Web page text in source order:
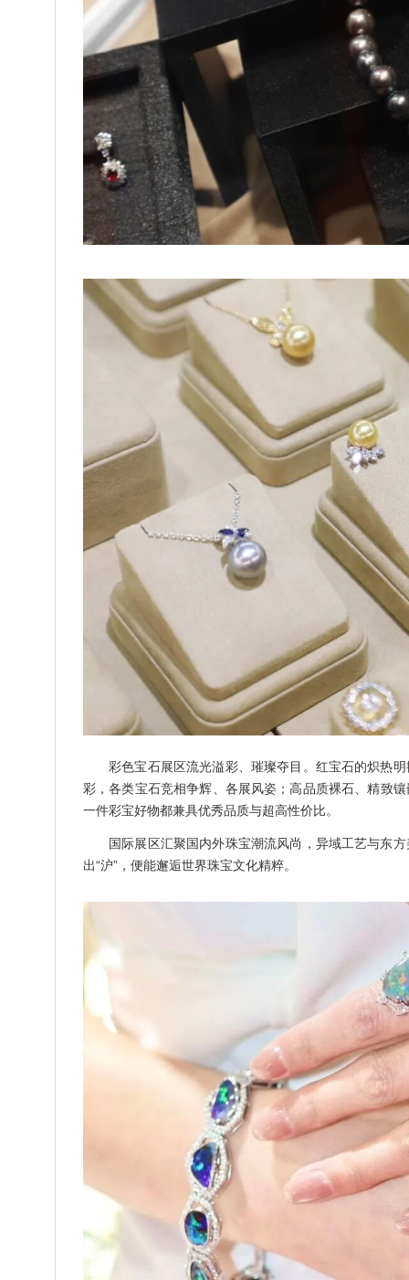
彩色宝石展区流光溢彩、璀璨夺目。红宝石的炽热
彩，各类宝石竞相争辉、各展风姿；高品质裸石、精致
一件彩宝好物都兼具优秀品质与超高性价比。
国际展区汇聚国内外珠宝潮流风尚，异域工艺与东
出“沪”，便能邂逅世界珠宝文化精粹。